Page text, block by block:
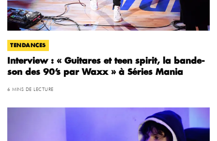
TENDANCES
Interview : « Guitares et teen spirit, la bande-
son des 90’s par Waxx » à Séries Mania
6 MINS DE LECTURE